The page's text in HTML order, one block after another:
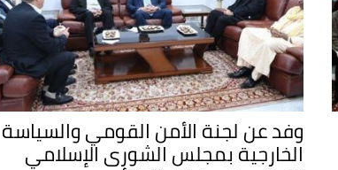
وفد عن لجنة الأمن القومي والسياسة
الخارجية بمجلس الشورى الإسلامي